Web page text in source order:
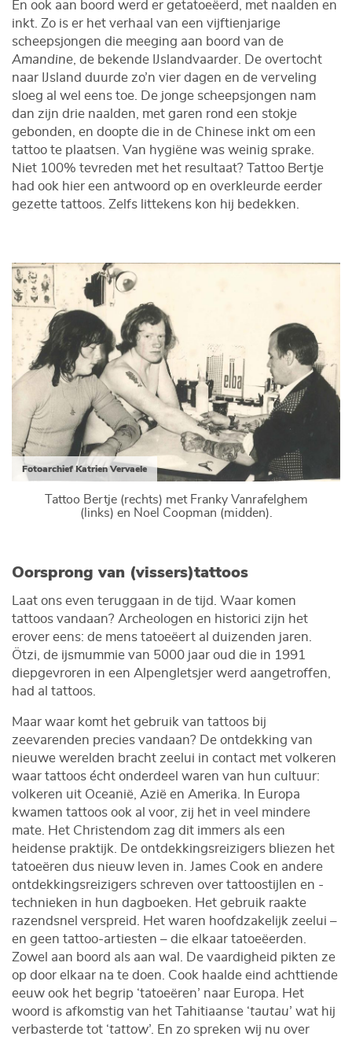
En ook aan boord werd er getatoeëerd, met naalden en
inkt. Zo is er het verhaal van een vijftienjarige
scheepsjongen die meeging aan boord van de
Amandine , de bekende IJslandvaarder. De overtocht
naar IJsland duurde zo’n vier dagen en de verveling
sloeg al wel eens toe. De jonge scheepsjongen nam
dan zijn drie naalden, met garen rond een stokje
gebonden, en doopte die in de Chinese inkt om een
tattoo te plaatsen. Van hygiëne was weinig sprake.
Niet 100% tevreden met het resultaat? Tattoo Bertje
had ook hier een antwoord op en overkleurde eerder
gezette tattoos. Zelfs littekens kon hij bedekken.
Fotoarchief Katrien Vervaele
Tattoo Bertje (rechts) met Franky Vanrafelghem
(links) en Noel Coopman (midden).
Oorsprong van (vissers)tattoos
Laat ons even teruggaan in de tijd. Waar komen
tattoos vandaan? Archeologen en historici zijn het
erover eens: de mens tatoeëert al duizenden jaren.
Ötzi, de ijsmummie van 5000 jaar oud die in 1991
diepgevroren in een Alpengletsjer werd aangetroffen,
had al tattoos.
Maar waar komt het gebruik van tattoos bij
zeevarenden precies vandaan? De ontdekking van
nieuwe werelden bracht zeelui in contact met volkeren
waar tattoos écht onderdeel waren van hun cultuur:
volkeren uit Oceanië, Azië en Amerika. In Europa
kwamen tattoos ook al voor, zij het in veel mindere
mate. Het Christendom zag dit immers als een
heidense praktijk. De ontdekkingsreizigers bliezen het
tatoeëren dus nieuw leven in. James Cook en andere
ontdekkingsreizigers schreven over tattoostijlen en -
technieken in hun dagboeken. Het gebruik raakte
razendsnel verspreid. Het waren hoofdzakelijk zeelui –
en geen tattoo-artiesten – die elkaar tatoeëerden.
Zowel aan boord als aan wal. De vaardigheid pikten ze
op door elkaar na te doen. Cook haalde eind achttiende
eeuw ook het begrip ‘tatoeëren’ naar Europa. Het
woord is afkomstig van het Tahitiaanse ‘tautau’ wat hij
verbasterde tot ‘tattow’. En zo spreken wij nu over